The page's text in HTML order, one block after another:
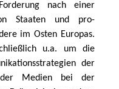
nach einer
Staaten und pro-
im Osten Europas.
u.a. um die
der
Medien bei der